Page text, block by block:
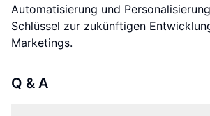
Automatisierung und
Schlüssel zur zukünftigen
Marketings.
Q & A